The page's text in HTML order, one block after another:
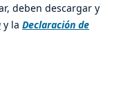
deben descargar y
y la Declaración de